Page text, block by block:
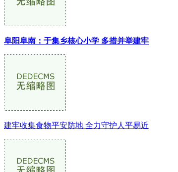
阜阳阜南：于集乡核心小学 多措并举建牢
建牢收集食物平安防地 全力守护人平易近